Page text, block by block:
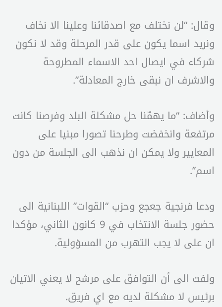
وقال: “لن نختلف مع اصدقائنا وعلينا الا نخاف
ونريد اسما يكون على قدر المرحلة وقد لا نكون
شركاء في ايصال احد الاسماء المطروحة
والاشرف ان نبقى خارج المعادلة”.
وأضاف: “ما يهمّنا حل مشكلة البلد وفرصنا كانت
مرتفعة وانخفضت وطرحنا تصورا مبنيا على
المعايير ولا يمكن ان نذهب الى الجلسة من دون
اسم”.
ودعا فرنجية جعجع وحزب “القوات” اللبنانية الى
حضور جلسة الانتخاب في 9 كانون الثاني، مؤكدا
ان على لا يجب التهرب من المسؤولية.
ولفت الى أن التوافق على مرشح لا يعني الاتيان
برئيس لا مشكلة لديه مع اي فريق.